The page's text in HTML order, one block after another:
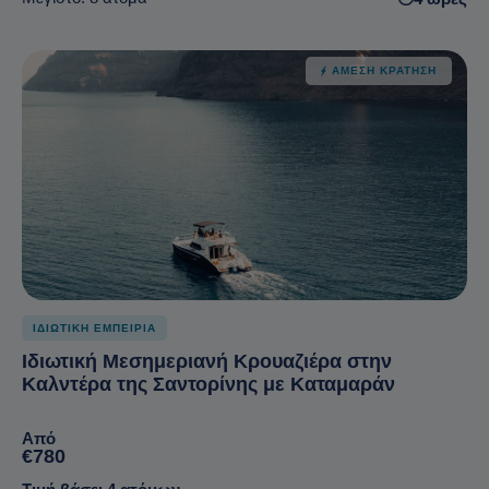
ΆΜΕΣΗ ΚΡΆΤΗΣΗ
ΙΔΙΩΤΙΚΗ ΕΜΠΕΙΡΙΑ
Ιδιωτική Μεσημεριανή Κρουαζιέρα στην
Καλντέρα της Σαντορίνης με Καταμαράν
Από
€780